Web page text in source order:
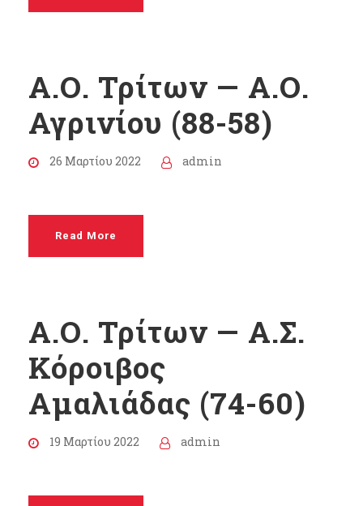
Α.Ο. Τρίτων — Α.Ο.
Αγρινίου (88-58)
26 Μαρτίου 2022 admin
Read More
Α.Ο. Τρίτων — Α.Σ.
Κόροιβος
Αμαλιάδας (74-60)
19 Μαρτίου 2022 admin